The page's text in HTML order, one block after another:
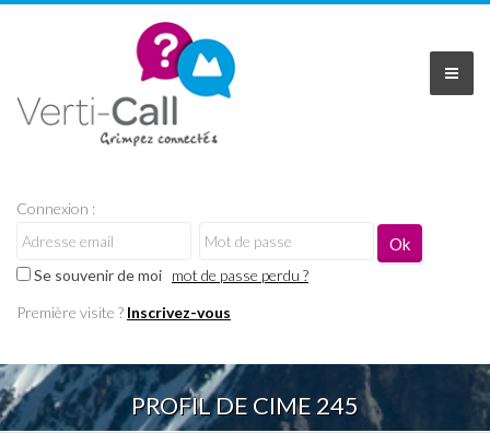
Connexion :
Se souvenir de moi mot de passe perdu ?
Première visite ? Inscrivez-vous
PROFIL DE CIME 245